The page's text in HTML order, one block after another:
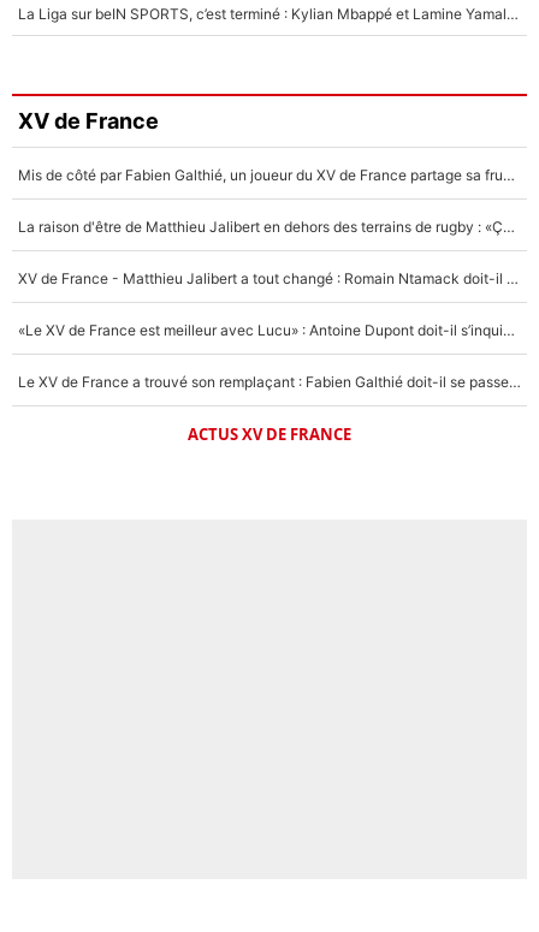
La Liga sur beIN SPORTS, c’est terminé : Kylian Mbappé et Lamine Yamal changent de chaîne, «le moment était venu d'ouvrir un nouveau chapitre»
XV de France
Mis de côté par Fabien Galthié, un joueur du XV de France partage sa frustration : «ils ne me l’ont pas dit tout de suite»
La raison d'être de Matthieu Jalibert en dehors des terrains de rugby : «Ça m'atteint autant que si tu touches à un membre de ma famille»
XV de France - Matthieu Jalibert a tout changé : Romain Ntamack doit-il s’inquiéter pour sa place à un an de la Coupe du monde ?
«Le XV de France est meilleur avec Lucu» : Antoine Dupont doit-il s’inquiéter pour sa place ?
Le XV de France a trouvé son remplaçant : Fabien Galthié doit-il se passer d'Antoine Dupont ?
ACTUS XV DE FRANCE